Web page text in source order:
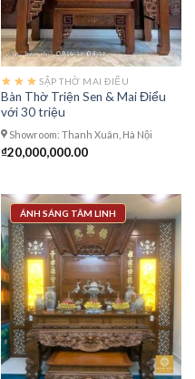
SẬP THỜ MAI ĐIỂU
Bàn Thờ Triện Sen & Mai Điểu
với 30 triệu
Showroom: Thanh Xuân, Hà Nội
₫20,000,000.00
ÁNH SÁNG TÂM LINH